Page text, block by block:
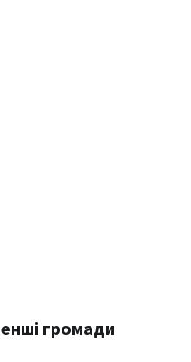
громади